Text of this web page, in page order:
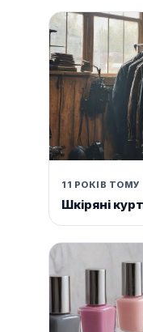
11 РОКІВ ТОМУ
Шкіряні